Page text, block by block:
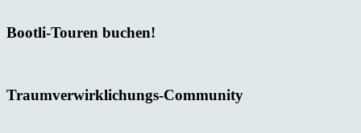
Bootli-Touren buchen!
Traumverwirklichungs-Community